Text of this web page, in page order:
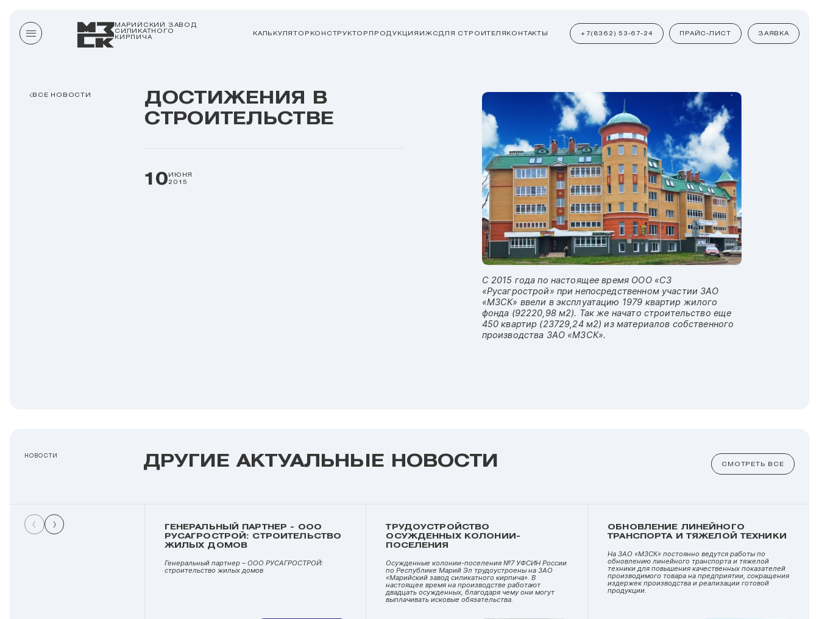
КАЛЬКУЛЯТОР КОНСТРУКТОР ПРОДУКЦИЯ ИЖСДЛЯ СТРОИТЕЛЯКОНТАКТЫ +7(8362) 53-67-24 ПРАЙС-ЛИСТ ЗАЯВКА
МАРИЙСКИЙ ЗАВОД
СИЛИКАТНОГО
КИРПИЧА
ВСЕ НОВОСТИ
ДОСТИЖЕНИЯ В
СТРОИТЕЛЬСТВЕ
10ИЮНЯ
2015
С 2015 года по настоящее время ООО «СЗ
«Русагрострой» при непосредственном участии ЗАО
«МЗСК» ввели в эксплуатацию 1979 квартир жилого
фонда (92220,98 м2). Так же начато строительство еще
450 квартир (23729,24 м2) из материалов собственного
производства ЗАО «МЗСК».
НОВОСТИ ДРУГИЕ АКТУАЛЬНЫЕ НОВОСТИ СМОТРЕТЬ ВСЕ
ГЕНЕРАЛЬНЫЙ ПАРТНЕР - ООО
РУСАГРОСТРОЙ: СТРОИТЕЛЬСТВО
ЖИЛЫХ ДОМОВ
Генеральный партнер – ООО РУСАГРОСТРОЙ:
строительство жилых домов
ТРУДОУСТРОЙСТВО
ОСУЖДЕННЫХ КОЛОНИИ-
ПОСЕЛЕНИЯ
Осужденные колонии-поселения №7 УФСИН России
по Республике Марий Эл трудоустроены на ЗАО
«Марийский завод силикатного кирпича». В
настоящее время на производстве работают
двадцать осужденных, благодаря чему они могут
выплачивать исковые обязательства.
ОБНОВЛЕНИЕ ЛИНЕЙНОГО
ТРАНСПОРТА И ТЯЖЕЛОЙ ТЕХНИКИ
На ЗАО «МЗСК» постоянно ведутся работы по
обновлению линейного транспорта и тяжелой
техники для повышения качественных показателей
производимого товара на предприятии, сокращения
издержек производства и реализации готовой
продукции.